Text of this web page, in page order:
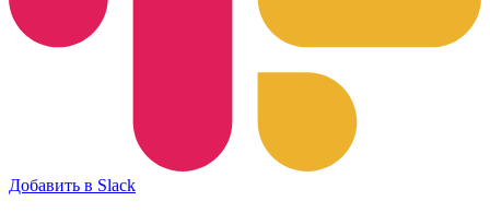
Добавить в Slack